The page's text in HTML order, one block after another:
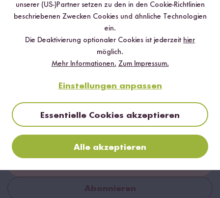
Jetzt zum Newsletter anmelden
Sichere dir bis zu15 % Willkommensrabatt*auf deine
erste Bestellung. Hierbei gilt: Je voller dein Warenkorb, desto
Abonnieren
unserer (US-)Partner setzen zu den in den Cookie-Richtlinien
beschriebenen Zwecken Cookies und ähnliche Technologien
ein.
Die Deaktivierung optionaler Cookies ist jederzeit hier
möglich.
Mehr Informationen. Zum Impressum.
Einstellungen anpassen
Essentielle Cookies akzeptieren
Alle akzeptieren